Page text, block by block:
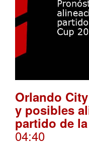
Orlando
y posibles
partido de
04:40